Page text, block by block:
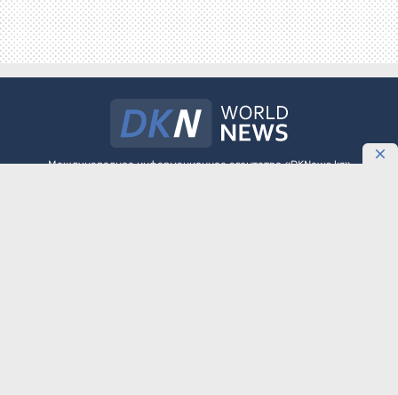
Международное информационное агентство «DKNews.kz»